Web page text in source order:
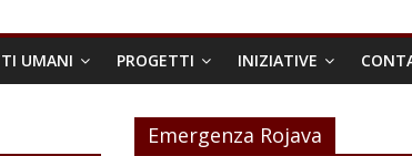
UMANI PROGETTI INIZIATIVE
Emergenza Rojava